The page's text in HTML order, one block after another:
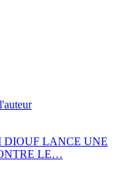
DIOUF LANCE UNE
LE…